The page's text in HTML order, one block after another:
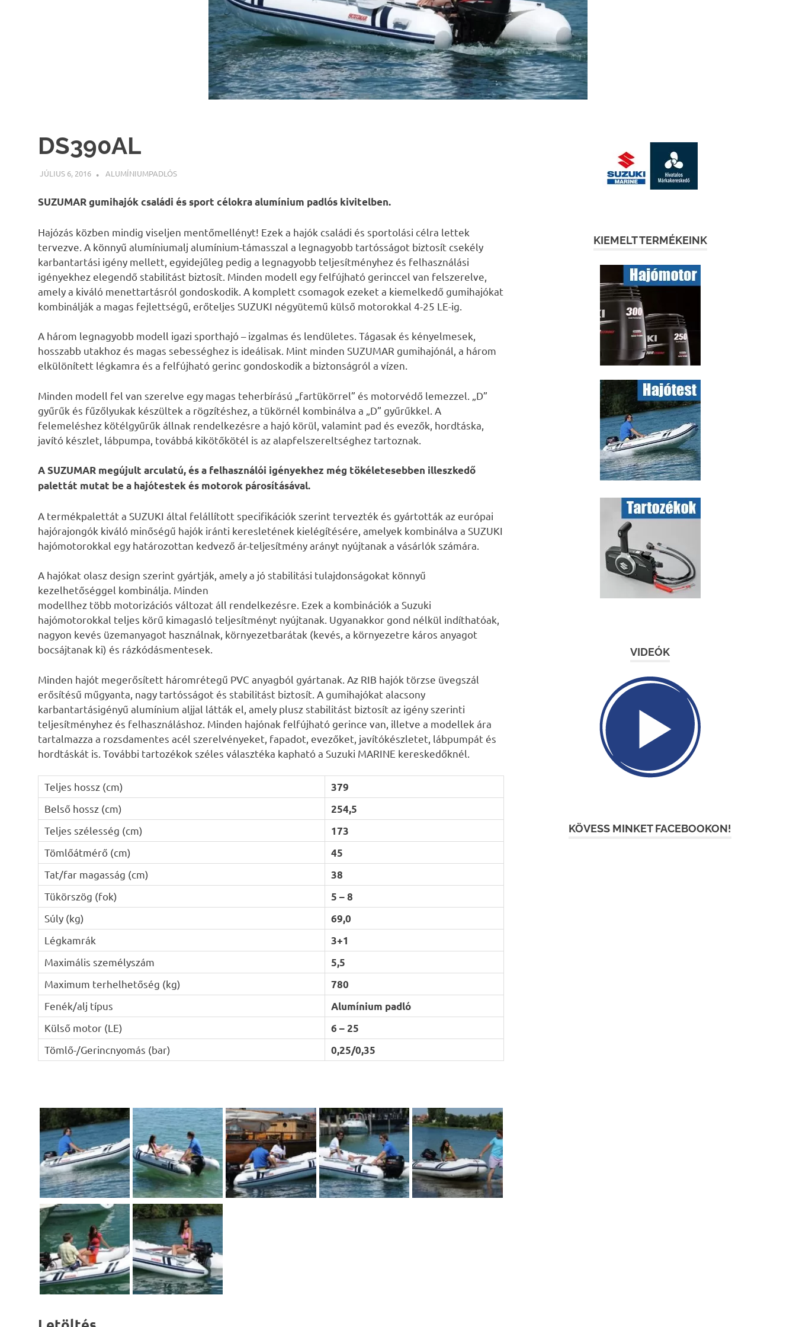
DS390AL
JÚLIUS 6, 2016 INFOPARTNER
ALUMÍNIUMPADLÓS
SUZUMAR gumihajók családi és sport célokra alumínium padlós kivitelben.
Hajózás közben mindig viseljen mentőmellényt! Ezek a hajók családi és sportolási célra lettek
tervezve. A könnyű alumíniumalj alumínium-támasszal a legnagyobb tartósságot biztosít csekély
karbantartási igény mellett, egyidejűleg pedig a legnagyobb teljesítményhez és felhasználási
igényekhez elegendő stabilitást biztosít. Minden modell egy felfújható gerinccel van felszerelve,
amely a kiváló menettartásról gondoskodik. A komplett csomagok ezeket a kiemelkedő gumihajókat
kombinálják a magas fejlettségű, erőteljes SUZUKI négyütemű külső motorokkal 4-25 LE-ig.
A három legnagyobb modell igazi sporthajó – izgalmas és lendületes. Tágasak és kényelmesek,
hosszabb utakhoz és magas sebességhez is ideálisak. Mint minden SUZUMAR gumihajónál, a három
elkülönített légkamra és a felfújható gerinc gondoskodik a biztonságról a vízen.
Minden modell fel van szerelve egy magas teherbírású „fartükörrel” és motorvédő lemezzel. „D”
gyűrűk és fűzőlyukak készültek a rögzítéshez, a tükörnél kombinálva a „D” gyűrűkkel. A
felemeléshez kötélgyűrűk állnak rendelkezésre a hajó körül, valamint pad és evezők, hordtáska,
javító készlet, lábpumpa, továbbá kikötőkötél is az alapfelszereltséghez tartoznak.
A SUZUMAR megújult arculatú, és a felhasználói igényekhez még tökéletesebben illeszkedő
palettát mutat be a hajótestek és motorok párosításával.
A termékpalettát a SUZUKI által felállított specifikációk szerint tervezték és gyártották az európai
hajórajongók kiváló minőségű hajók iránti keresletének kielégítésére, amelyek kombinálva a SUZUKI
hajómotorokkal egy határozottan kedvező ár-teljesítmény arányt nyújtanak a vásárlók számára.
A hajókat olasz design szerint gyártják, amely a jó stabilitási tulajdonságokat könnyű
kezelhetőséggel kombinálja. Minden
modellhez több motorizációs változat áll rendelkezésre. Ezek a kombinációk a Suzuki
hajómotorokkal teljes körű kimagasló teljesítményt nyújtanak. Ugyanakkor gond nélkül indíthatóak,
nagyon kevés üzemanyagot használnak, környezetbarátak (kevés, a környezetre káros anyagot
bocsájtanak ki) és rázkódásmentesek.
Minden hajót megerősített háromrétegű PVC anyagból gyártanak. Az RIB hajók törzse üvegszál
erősítésű műgyanta, nagy tartósságot és stabilitást biztosít. A gumihajókat alacsony
karbantartásigényű alumínium aljjal látták el, amely plusz stabilitást biztosít az igény szerinti
teljesítményhez és felhasználáshoz. Minden hajónak felfújható gerince van, illetve a modellek ára
tartalmazza a rozsdamentes acél szerelvényeket, fapadot, evezőket, javítókészletet, lábpumpát és
hordtáskát is. További tartozékok széles választéka kapható a Suzuki MARINE kereskedőknél.
Teljes hossz (cm)
379
Belső hossz (cm)
254,5
Teljes szélesség (cm)
173
Tömlőátmérő (cm)
45
Tat/far magasság (cm)
38
Tükörszög (fok)
5 – 8
Súly (kg)
69,0
Légkamrák
3+1
Maximális személyszám
5,5
Maximum terhelhetőség (kg)
780
Fenék/alj típus
Alumínium padló
Külső motor (LE)
6 – 25
Tömlő-/Gerincnyomás (bar)
0,25/0,35
KIEMELT TERMÉKEINK
VIDEÓK
KÖVESS MINKET FACEBOOKON!